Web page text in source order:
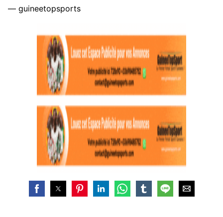
— guineetopsports